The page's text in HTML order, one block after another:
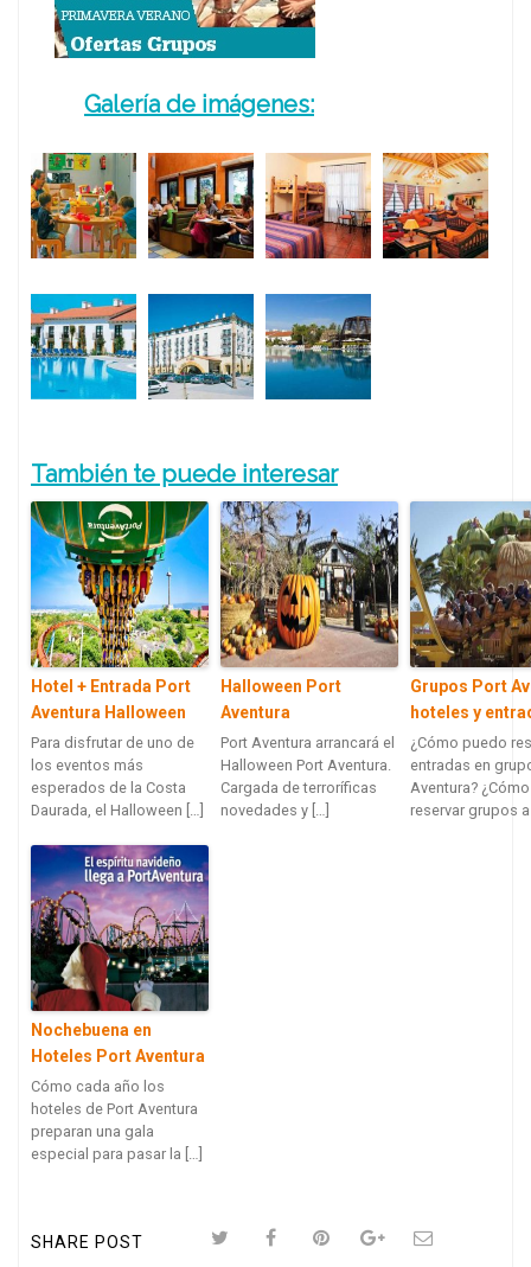
Galería de imágenes:
También te puede interesar
Hotel + Entrada Port
Aventura Halloween
Para disfrutar de uno de
los eventos más
esperados de la Costa
Daurada, el Halloween […]
Halloween Port
Aventura
Port Aventura arrancará el
Halloween Port Aventura.
Cargada de terroríficas
novedades y […]
Grupos Port
hoteles y
¿Cómo puedo
entradas en
Aventura?
reservar grupos
Nochebuena en
Hoteles Port Aventura
Cómo cada año los
hoteles de Port Aventura
preparan una gala
especial para pasar la […]
SHARE POST